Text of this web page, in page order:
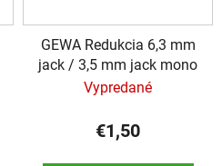
GEWA Redukcia 6,3 mm
jack / 3,5 mm jack mono
Vypredané
€1,50